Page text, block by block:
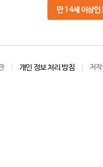
만 14세 이상인
개인 정보 처리 방침 저